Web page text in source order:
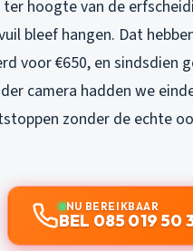
hoogte van de
bleef hangen. Dat
voor €650, en sindsdien
camera hadden we
zonder de echte
NU BEREIKBAAR
BEL 085 019 50